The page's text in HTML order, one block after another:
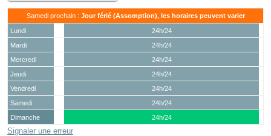
Samedi prochain : Jour férié (Assomption), les horaires peuvent varier
Lundi
24h/24
Mardi
24h/24
Mercredi
24h/24
Jeudi
24h/24
Vendredi
24h/24
Samedi
24h/24
Dimanche
24h/24
Signaler une erreur